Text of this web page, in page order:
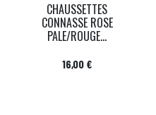
CHAUSSETTES
CONNASSE ROSE
PALE/ROUGE...
Prix
16,00 €